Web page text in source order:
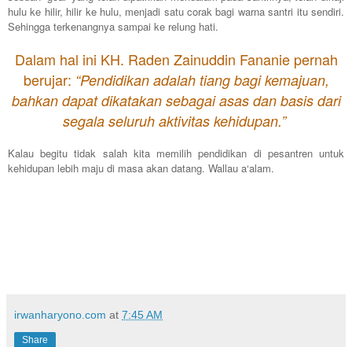
hulu ke hilir, hilir ke hulu, menjadi satu corak bagi warna santri itu sendiri.
Sehingga terkenangnya sampai ke relung hati.
Dalam hal ini KH. Raden Zainuddin Fananie pernah
berujar: “Pendidikan adalah tiang bagi kemajuan,
bahkan dapat dikatakan sebagai asas dan basis dari
segala seluruh aktivitas kehidupan.”
Kalau begitu tidak salah kita memilih pendidikan di pesantren untuk
kehidupan lebih maju di masa akan datang. Wallau a‘alam.
irwanharyono.com at 7:45 AM
Share